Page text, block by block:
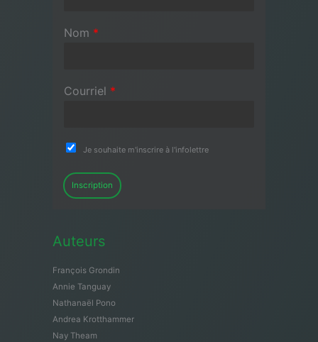
Nom *
Courriel *
Je souhaite m'inscrire à l'infolettre
Inscription
Auteurs
François Grondin
Annie Tanguay
Nathanaël Pono
Andrea Krotthammer
Nay Theam